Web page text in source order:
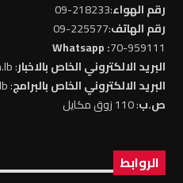
رقم الهواء:218233-09
رقم الهاتف:225577-09
70-959111
: Whatsapp
البريد الالكتروني الخاص بالاخبار: news@rll.com.lb
البريد الالكتروني الخاص بالبرامج: info@rll.com.lb
ص.ب: 110 زوق مكايل
الروابط